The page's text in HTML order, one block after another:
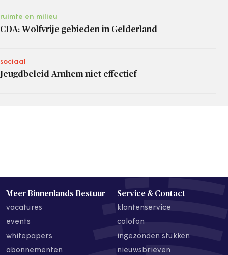
ruimte en milieu
CDA: Wolfvrije gebieden in Gelderland
sociaal
Jeugdbeleid Arnhem niet effectief
Meer Binnenlands Bestuur
vacatures
events
whitepapers
abonnementen
Service & Contact
klantenservice
colofon
ingezonden stukken
nieuwsbrieven